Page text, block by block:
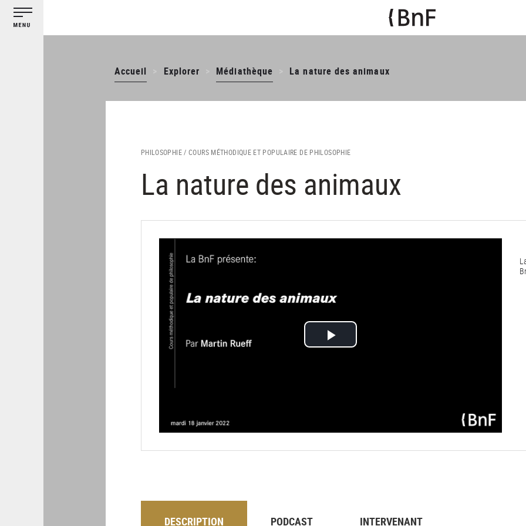
contenu
Accueil
Explorer Médiathèque La nature des animaux
PHILOSOPHIE / COURS MÉTHODIQUE ET POPULAIRE DE PHILOSOPHIE
La nature des animaux
Lire
DESCRIPTION PODCAST INTERVENANT
Gestion des cookies